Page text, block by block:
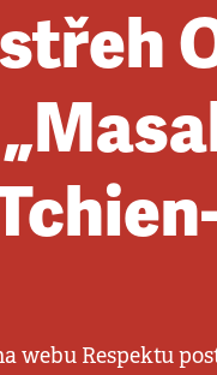
webu Respektu